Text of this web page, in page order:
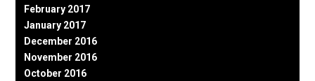
February 2017
January 2017
December 2016
November 2016
October 2016